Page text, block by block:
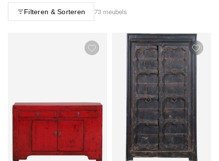
Filteren & Sorteren 73 meubels